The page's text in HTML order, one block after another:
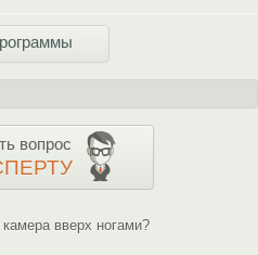
вопрос
вверх ногами?